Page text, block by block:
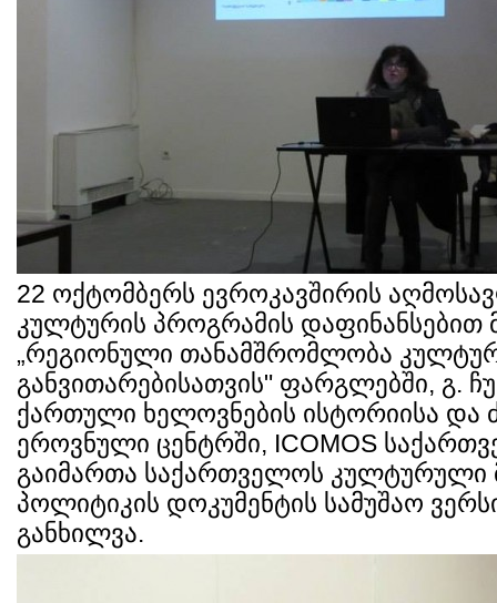
22 ოქტომბერს ევროკავშირის
კულტურის პროგრამის დაფინანსებით
„რეგიონული თანამშრომლობა
განვითარებისათვის" ფარგლებში, გ.
ქართული ხელოვნების ისტორიისა და
ეროვნული ცენტრში, ICOMOS
გაიმართა საქართველოს კულტურული
პოლიტიკის დოკუმენტის სამუშაო
განხილვა.